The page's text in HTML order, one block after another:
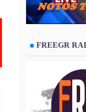
FREEGR